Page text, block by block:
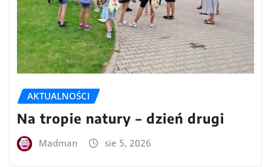
AKTUALNOŚCI
Na tropie natury – dzień drugi
Madman sie 5, 2026